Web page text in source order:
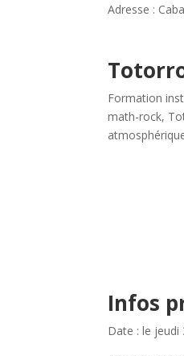
Adresse :
Formation
math-rock,
Infos
Date : le jeudi